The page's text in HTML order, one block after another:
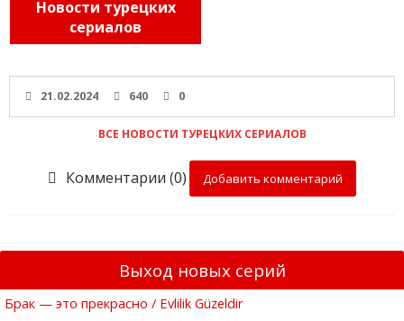
Новости турецких
сериалов
21.02.2024 640 0
ВСЕ НОВОСТИ ТУРЕЦКИХ СЕРИАЛОВ
Комментарии (0) Добавить комментарий
Выход новых серий
Брак — это прекрасно / Evlilik Güzeldir